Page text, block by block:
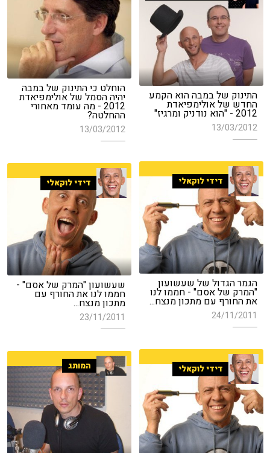
הוחלט כי התינוק של במבה
יהיה הסמל של אולימפיאדת
2012 - מה עומד מאחורי
ההחלטה?
13/03/2012
התינוק של במבה הוא הקמע
החדש של אולימפיאדת
2012 - "הוא נודניק ומרגיז"
13/03/2012
דידי לוקאלי
הגמר הגדול של שעשועון
"המרק של אסם" - חממו לנו
את החורף עם מתכון מנצח...
24/11/2011
דידי לוקאלי
שעשועון "המרק של אסם" -
חממו לנו את החורף עם
מתכון מנצח...
23/11/2011
דידי לוקאלי המותג